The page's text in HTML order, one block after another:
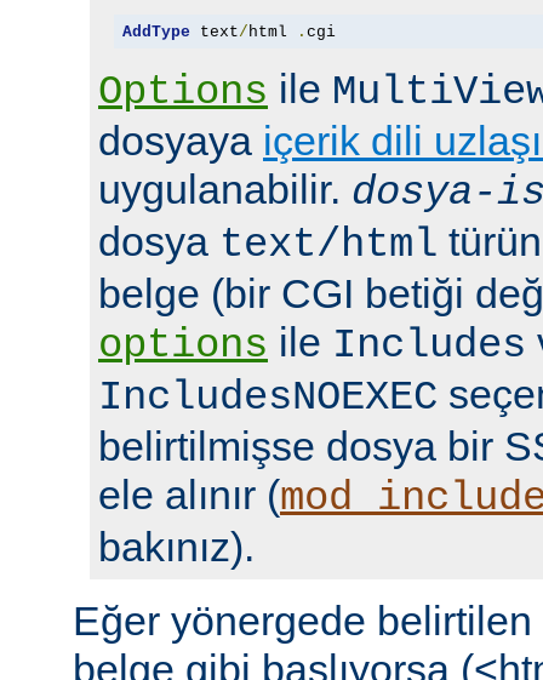
AddType text/ html . cgi
Options ile
dosyaya içerik dili
uygulanabilir. dosya-
dosya text/html
belge (bir CGI betiği
options ile Includes
IncludesNOEXEC
belirtilmişse dosya bir
ele alınır (
bakınız).
Eğer yönergede
belge gibi başlıyorsa